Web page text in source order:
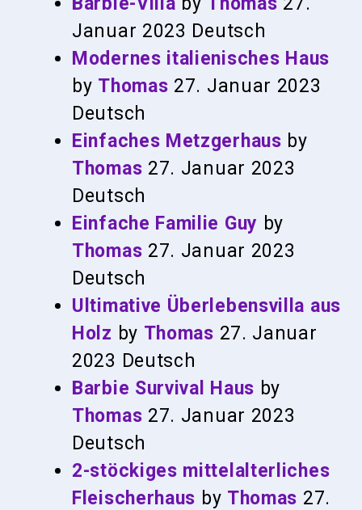
Januar 2023 Deutsch
Modernes italienisches Haus
by Thomas 27. Januar 2023
Deutsch
Einfaches Metzgerhaus by
Thomas 27. Januar 2023
Deutsch
Einfache Familie Guy by
Thomas 27. Januar 2023
Deutsch
Ultimative Überlebensvilla aus
Holz by Thomas 27. Januar
2023 Deutsch
Barbie Survival Haus by
Thomas 27. Januar 2023
Deutsch
2-stöckiges mittelalterliches
Fleischerhaus by Thomas 27.